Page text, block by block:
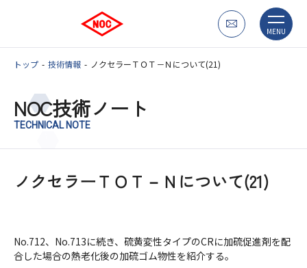
MENU
トップ 技術情報 ノクセラーＴＯＴ－Ｎについて(21)
NOC技術ノート
TECHNICAL NOTE
ノクセラーＴＯＴ－Ｎについて(21)
No.712、No.713に続き、硫黄変性タイプのCRに加硫促進剤を配
合した場合の熱老化後の加硫ゴム物性を紹介する。